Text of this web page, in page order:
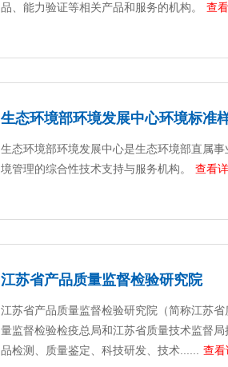
品、能力验证等相关产品和服务的机构。
查
生态环境部环境发展中心环境标准
生态环境部环境发展中心是生态环境部直属
境管理的综合性技术支持与服务机构。
查看
江苏省产品质量监督检验研究院
江苏省产品质量监督检验研究院（简称江苏
量监督检验检疫总局和江苏省质量技术监督
品检测、质量鉴定、科技研发、技术...... 查看